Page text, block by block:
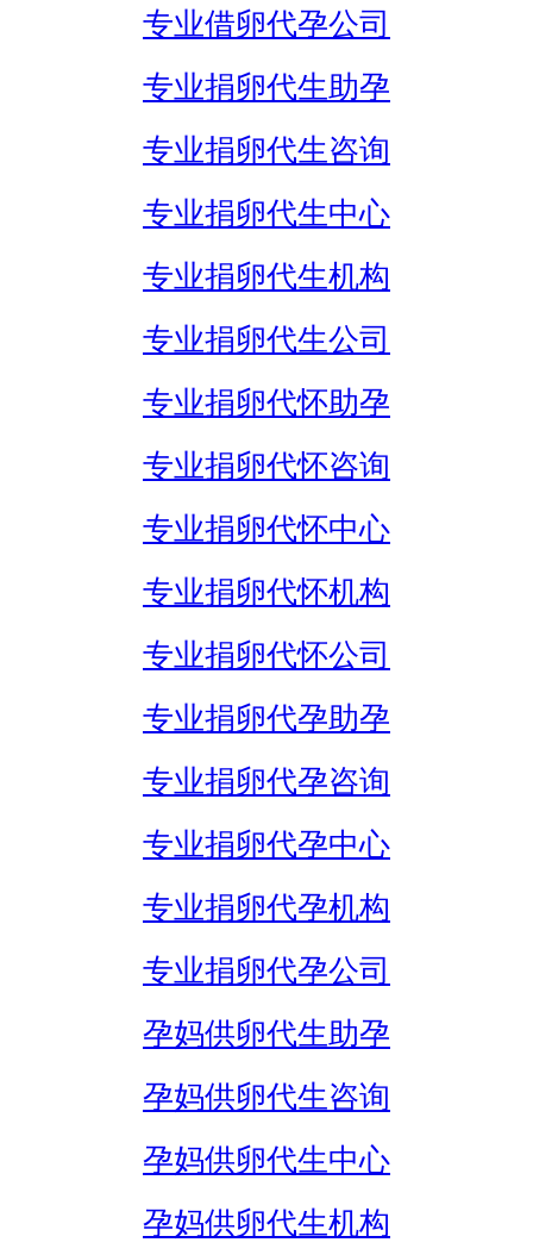
专业借卵代孕公司
专业捐卵代生助孕
专业捐卵代生咨询
专业捐卵代生中心
专业捐卵代生机构
专业捐卵代生公司
专业捐卵代怀助孕
专业捐卵代怀咨询
专业捐卵代怀中心
专业捐卵代怀机构
专业捐卵代怀公司
专业捐卵代孕助孕
专业捐卵代孕咨询
专业捐卵代孕中心
专业捐卵代孕机构
专业捐卵代孕公司
孕妈供卵代生助孕
孕妈供卵代生咨询
孕妈供卵代生中心
孕妈供卵代生机构